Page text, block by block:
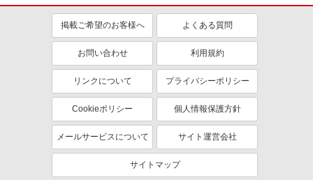
掲載ご希望のお客様へ よくある質問
お問い合わせ 利用規約
リンクについて プライバシーポリシー
Cookieポリシー 個人情報保護方針
メールサービスについて サイト運営会社
サイトマップ